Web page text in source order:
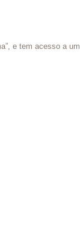
e tem acesso a um